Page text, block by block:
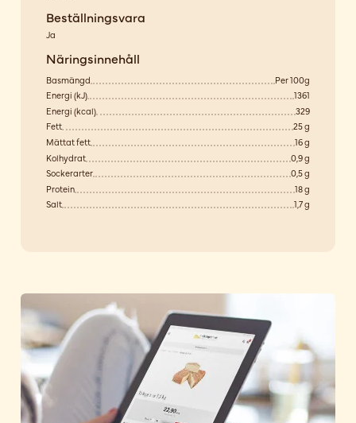
Beställningsvara
Ja
Näringsinnehåll
Basmängd
Per 100g
Energi (kJ)
1361
Energi (kcal)
329
Fett
25 g
Mättat fett
16 g
Kolhydrat
0,9 g
Sockerarter
0,5 g
Protein
18 g
Salt
1,7 g